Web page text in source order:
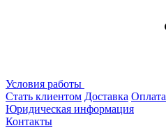
Условия работы
Стать клиентом Доставка Оплата
Юридическая информация
Контакты